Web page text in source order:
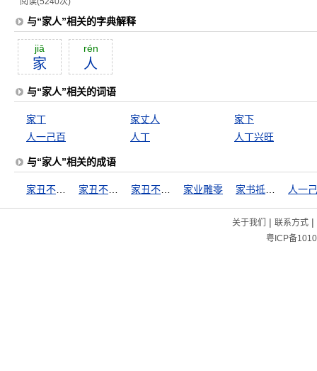
与“家人”相关的字典解释
jiā
家
rén
人
与“家人”相关的词语
家丁 家丈人
家下
人一己百
人丁 人丁兴旺
与“家人”相关的成语
家业雕零 人一
关于我们 | 联系方式|
粤ICP备